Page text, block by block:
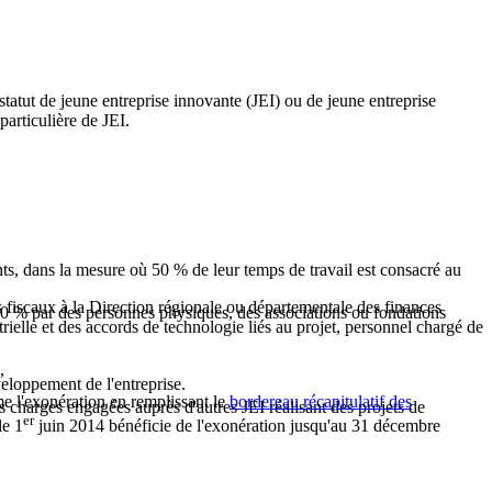
de jeune entreprise innovante (JEI) ou de jeune entreprise
de JEI.
par des personnes physiques, des associations ou fondations
engagées auprès d'autres JEI réalisant des projets de
dans la mesure où 50 % de leur temps de travail est consacré au
et des accords de technologie liés au projet, personnel chargé de
de l'entreprise.
1erjuin 2014 bénéficie de l'exonération jusqu'au 31 décembre
à la Direction régionale ou départementale des finances
l'exonération en remplissant lebordereau récapitulatif des